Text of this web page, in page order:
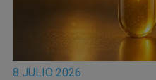
8 JULIO 2026